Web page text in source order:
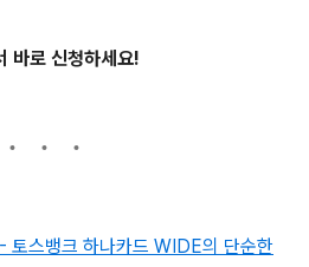
바로 신청하세요!
스뱅크 하나카드 WIDE의 단순한